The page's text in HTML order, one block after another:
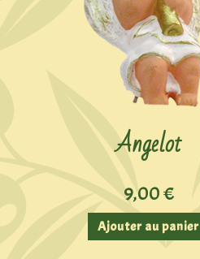
Angelot
9,00€
Ajouter au panier